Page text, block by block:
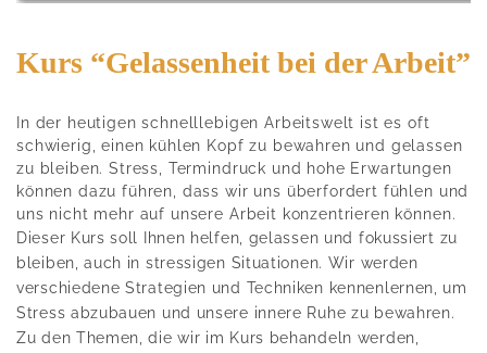
Kurs “Gelassenheit bei der Arbeit”
In der heutigen schnelllebigen Arbeitswelt ist es oft
schwierig, einen kühlen Kopf zu bewahren und gelassen
zu bleiben. Stress, Termindruck und hohe Erwartungen
können dazu führen, dass wir uns überfordert fühlen und
uns nicht mehr auf unsere Arbeit konzentrieren können.
Dieser Kurs soll Ihnen helfen, gelassen und fokussiert zu
bleiben, auch in stressigen Situationen. Wir werden
verschiedene Strategien und Techniken kennenlernen, um
Stress abzubauen und unsere innere Ruhe zu bewahren.
Zu den Themen, die wir im Kurs behandeln werden,